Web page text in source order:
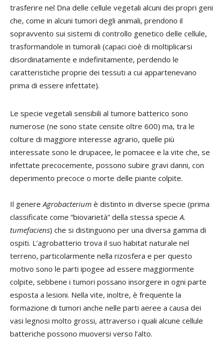
trasferire nel Dna delle cellule vegetali alcuni dei propri geni
che, come in alcuni tumori degli animali, prendono il
sopravvento sui sistemi di controllo genetico delle cellule,
trasformandole in tumorali (capaci cioè di moltiplicarsi
disordinatamente e indefinitamente, perdendo le
caratteristiche proprie dei tessuti a cui appartenevano
prima di essere infettate).
Le specie vegetali sensibili al tumore batterico sono
numerose (ne sono state censite oltre 600) ma, tra le
colture di maggiore interesse agrario, quelle più
interessate sono le drupacee, le pomacee e la vite che, se
infettate precocemente, possono subire gravi danni, con
deperimento precoce o morte delle piante colpite.
Il genere Agrobacterium è distinto in diverse specie (prima
classificate come “biovarietà” della stessa specie A.
tumefaciens) che si distinguono per una diversa gamma di
ospiti. L’agrobatterio trova il suo habitat naturale nel
terreno, particolarmente nella rizosfera e per questo
motivo sono le parti ipogee ad essere maggiormente
colpite, sebbene i tumori possano insorgere in ogni parte
esposta a lesioni. Nella vite, inoltre, è frequente la
formazione di tumori anche nelle parti aeree a causa dei
vasi legnosi molto grossi, attraverso i quali alcune cellule
batteriche possono muoversi verso l’alto.